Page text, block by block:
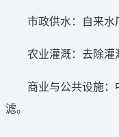
市政供水：自来水
农业灌溉：去除灌
商业与公共设施：
滤。